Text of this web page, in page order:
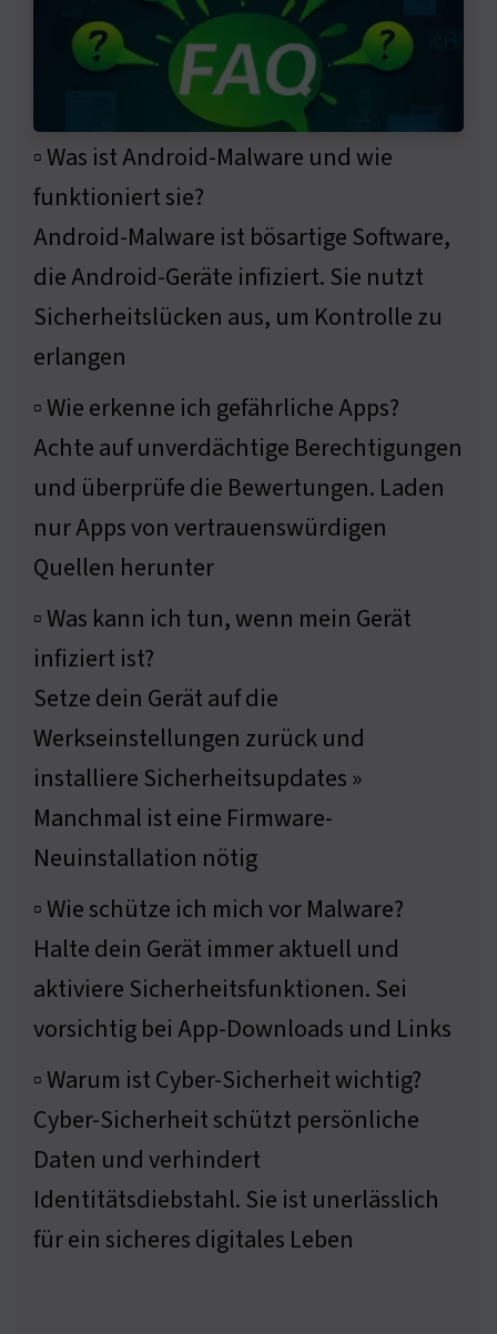
▫ Was ist Android-Malware und wie
funktioniert sie?
Android-Malware ist bösartige Software,
die Android-Geräte infiziert. Sie nutzt
Sicherheitslücken aus, um Kontrolle zu
erlangen
▫ Wie erkenne ich gefährliche Apps?
Achte auf unverdächtige Berechtigungen
und überprüfe die Bewertungen. Laden
nur Apps von vertrauenswürdigen
Quellen herunter
▫ Was kann ich tun, wenn mein Gerät
infiziert ist?
Setze dein Gerät auf die
Werkseinstellungen zurück und
installiere Sicherheitsupdates »
Manchmal ist eine Firmware-
Neuinstallation nötig
▫ Wie schütze ich mich vor Malware?
Halte dein Gerät immer aktuell und
aktiviere Sicherheitsfunktionen. Sei
vorsichtig bei App-Downloads und Links
▫ Warum ist Cyber-Sicherheit wichtig?
Cyber-Sicherheit schützt persönliche
Daten und verhindert
Identitätsdiebstahl. Sie ist unerlässlich
für ein sicheres digitales Leben